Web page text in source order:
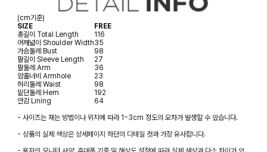
(cm기준)
SIZE
FREE
총길이 Total Length
116
어깨넓이 Shoulder Width35
가슴둘레 Bust
98
팔길이 Sleeve Length
27
팔둘레 Arm
36
암홀너비 Armhole
23
허리둘레 Waist
98
밑단둘레 Hem
192
안감 Lining
64
- 사이즈는 재는 방법이나 위치에 따라 1~3cm 정도의 오차가 발생할 수 있습니다.
- 상품의 실제 색상은 상세페이지 하단의 디테일 컷과 가장 유사합니다.